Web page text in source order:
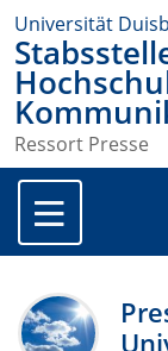
Universität
Ressort Presse